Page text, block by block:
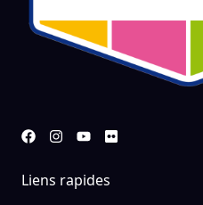
Liens rapides